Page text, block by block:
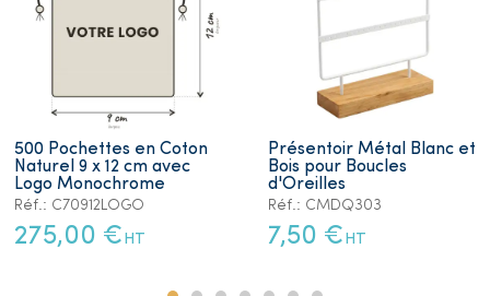
500 Pochettes en Coton
Naturel 9 x 12 cm avec
Logo Monochrome
Réf.: C70912LOGO
275,00 € HT
Présentoir Métal Blanc et
Bois pour Boucles
d'Oreilles
Réf.: CMDQ303
7,50 € HT